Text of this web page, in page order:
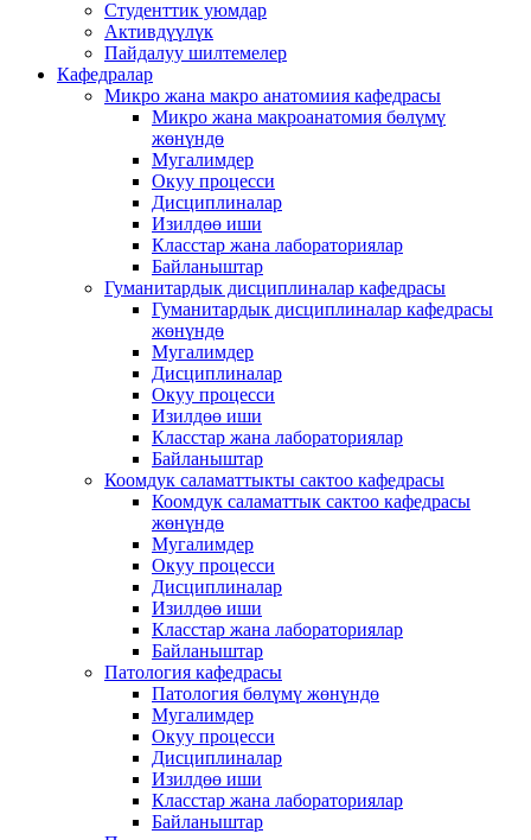
Студенттик уюмдар
Активдүүлүк
Пайдалуу шилтемелер
Кафедралар
Микро жана макро анатомиия кафедрасы
Микро жана макроанатомия бөлүмү
жөнүндө
Мугалимдер
Окуу процесси
Дисциплиналар
Изилдөө иши
Класстар жана лабораториялар
Байланыштар
Гуманитардык дисциплиналар кафедрасы
Гуманитардык дисциплиналар кафедрасы
жөнүндө
Мугалимдер
Дисциплиналар
Окуу процесси
Изилдөө иши
Класстар жана лабораториялар
Байланыштар
Коомдук саламаттыкты сактоо кафедрасы
Коомдук саламаттык сактоо кафедрасы
жөнүндө
Мугалимдер
Окуу процесси
Дисциплиналар
Изилдөө иши
Класстар жана лабораториялар
Байланыштар
Патология кафедрасы
Патология бөлүмү жөнүндө
Мугалимдер
Окуу процесси
Дисциплиналар
Изилдөө иши
Класстар жана лабораториялар
Байланыштар